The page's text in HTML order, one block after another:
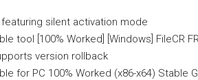
silent activation mode
tool [100% Worked] [Windows] FileCR
version rollback
for PC 100% Worked (x86-x64) Stable